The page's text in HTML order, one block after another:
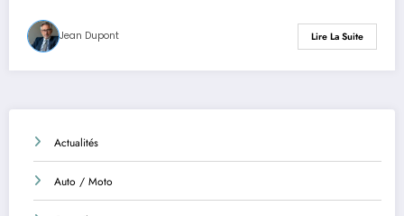
Jean Dupont Lire La Suite
Actualités
Auto / Moto